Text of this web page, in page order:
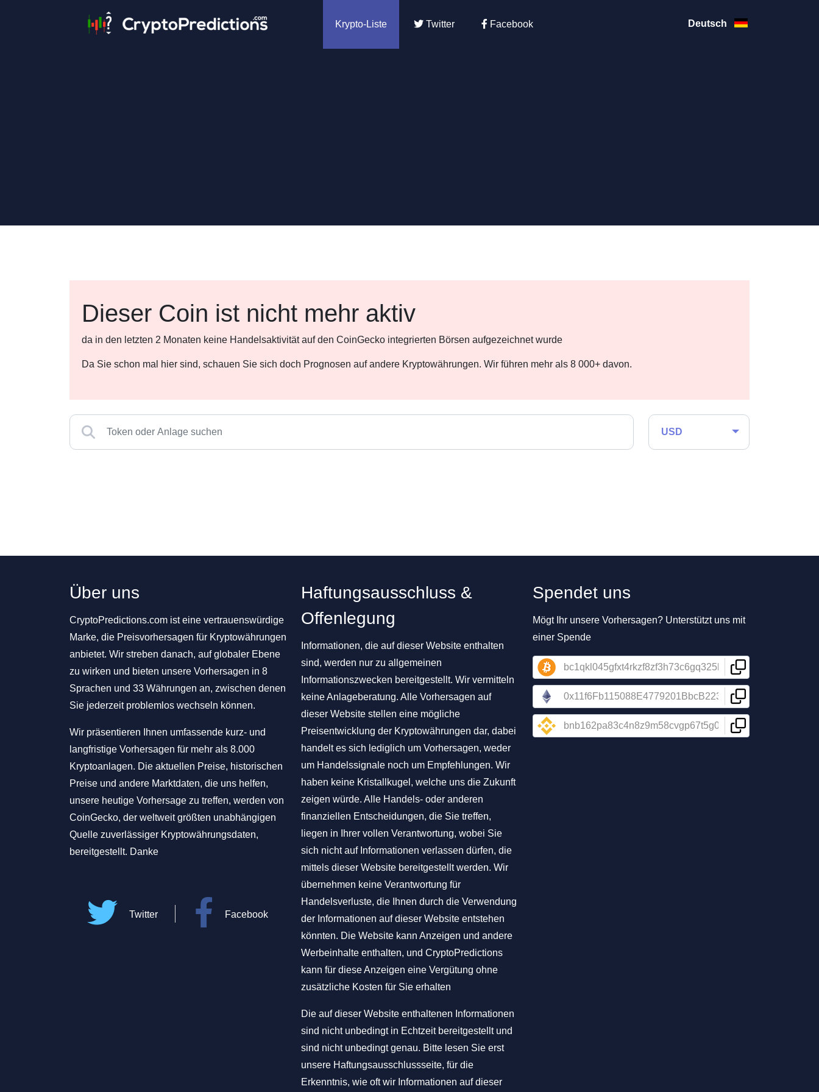
Krypto-Liste Twitter Facebook Deutsch
Dieser Coin ist nicht mehr aktiv
da in den letzten 2 Monaten keine Handelsaktivität auf den CoinGecko integrierten Börsen aufgezeichnet wurde
Da Sie schon mal hier sind, schauen Sie sich doch Prognosen auf andere Kryptowährungen. Wir führen mehr als 8 000+ davon.
USD
Über uns
CryptoPredictions.com ist eine vertrauenswürdige
Marke, die Preisvorhersagen für Kryptowährungen
anbietet. Wir streben danach, auf globaler Ebene
zu wirken und bieten unsere Vorhersagen in 8
Sprachen und 33 Währungen an, zwischen denen
Sie jederzeit problemlos wechseln können.
Wir präsentieren Ihnen umfassende kurz- und
langfristige Vorhersagen für mehr als 8.000
Kryptoanlagen. Die aktuellen Preise, historischen
Preise und andere Marktdaten, die uns helfen,
unsere heutige Vorhersage zu treffen, werden von
CoinGecko, der weltweit größten unabhängigen
Quelle zuverlässiger Kryptowährungsdaten,
bereitgestellt. Danke
Twitter Facebook
Haftungsausschluss &
Offenlegung
Informationen, die auf dieser Website enthalten
sind, werden nur zu allgemeinen
Informationszwecken bereitgestellt. Wir vermitteln
keine Anlageberatung. Alle Vorhersagen auf
dieser Website stellen eine mögliche
Preisentwicklung der Kryptowährungen dar, dabei
handelt es sich lediglich um Vorhersagen, weder
um Handelssignale noch um Empfehlungen. Wir
haben keine Kristallkugel, welche uns die Zukunft
zeigen würde. Alle Handels- oder anderen
finanziellen Entscheidungen, die Sie treffen,
liegen in Ihrer vollen Verantwortung, wobei Sie
sich nicht auf Informationen verlassen dürfen, die
mittels dieser Website bereitgestellt werden. Wir
übernehmen keine Verantwortung für
Handelsverluste, die Ihnen durch die Verwendung
der Informationen auf dieser Website entstehen
könnten. Die Website kann Anzeigen und andere
Werbeinhalte enthalten, und CryptoPredictions
kann für diese Anzeigen eine Vergütung ohne
zusätzliche Kosten für Sie erhalten
Die auf dieser Website enthaltenen Informationen
sind nicht unbedingt in Echtzeit bereitgestellt und
sind nicht unbedingt genau. Bitte lesen Sie erst
unsere Haftungsausschlussseite, für die
Erkenntnis, wie oft wir Informationen auf dieser
Spendet uns
Mögt Ihr unsere Vorhersagen? Unterstützt uns mit
einer Spende